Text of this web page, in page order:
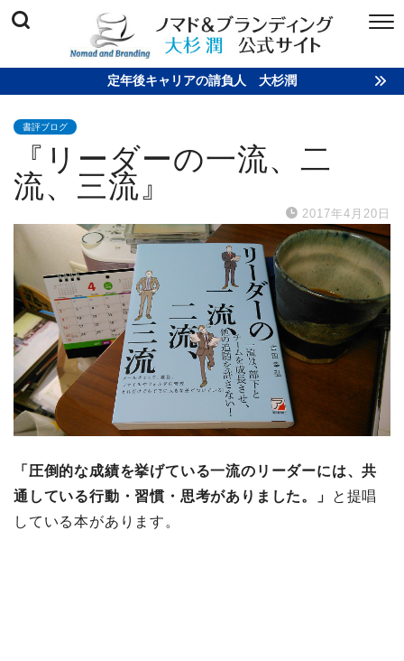
定年後キャリアの請負人 大杉潤
書評ブログ
『リーダーの一流、二
流、三流』
2017年4月20日
「圧倒的な成績を挙げている一流のリーダーには、共
通している行動・習慣・思考がありました。」
と提唱
している本があります。